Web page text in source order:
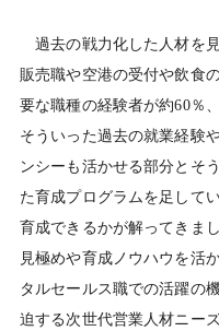
過去の戦力化した人材を
販売職や空港の受付や飲食
要な職種の経験者が約60％
そういった過去の就業経験
ンシーも活かせる部分とそ
た育成プログラムを足して
育成できるかが解ってきま
見極めや育成ノウハウを活
タルセールス職での活躍の
迫する次世代営業人材ニー